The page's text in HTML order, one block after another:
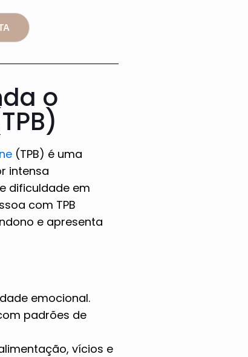
o
(TPB) é uma
intensa
dificuldade em
com TPB
e apresenta
emocional.
padrões de
vícios e